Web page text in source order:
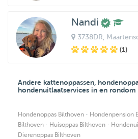
Nandi
3738DR ,
(1)
Andere kattenoppassen,
hondenuitlaatservices in en
Hondenoppas Bilthoven · Hondenpension
Bilthoven · Huisoppas Bilthoven ·
Dierenoppas Bilthoven